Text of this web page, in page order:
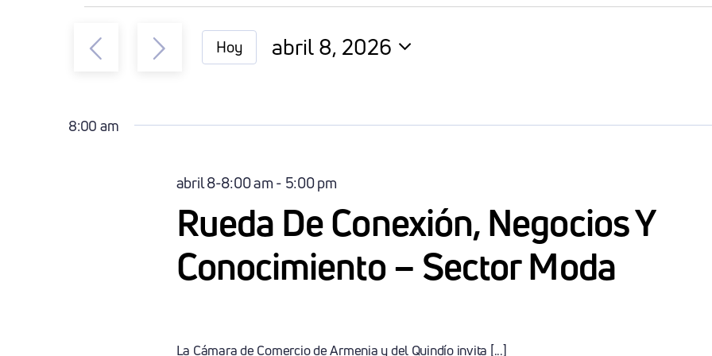
Eventos
Abril
Hoy
abril 8, 2026
8:00 am
Rueda De Conexión, Negocios Y
Conocimiento – Sector Moda
abril 8-8:00 am- 5:00 pm
La Cámara de Comercio de Armenia y del Quindío invita [...]